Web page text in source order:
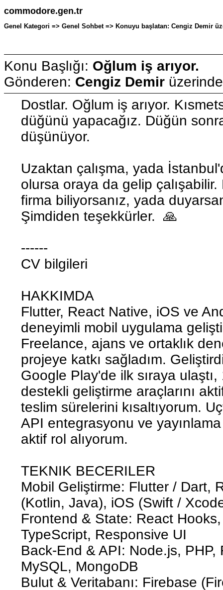
commodore.gen.tr
Genel Kategori => Genel Sohbet => Konuyu başlatan: Cengiz Demir
Konu Başlığı: Oğlum iş arıyor.
Gönderen: Cengiz Demir
Dostlar. Oğlum iş arıyor.
düğünü yapacağız. Düğün
düşünüyor.
Uzaktan çalışma, yada
olursa oraya da gelip
firma biliyorsanız, yada
Şimdiden teşekkürler. 🙏
------
CV bilgileri
HAKKIMDA
Flutter, React Native, iOS ve
deneyimli mobil uygulama
Freelance, ajans ve ortaklık
projeye katkı sağladım.
Google Play'de ilk sıraya
destekli geliştirme araçlarını
teslim sürelerini kısaltıyorum.
API entegrasyonu ve
aktif rol alıyorum.
TEKNIK BECERILER
Mobil Geliştirme: Flutter / Dart,
(Kotlin, Java), iOS (Swift /
Frontend & State: React
TypeScript, Responsive UI
Back-End & API: Node.js,
MySQL, MongoDB
Bulut & Veritabanı: Firebase